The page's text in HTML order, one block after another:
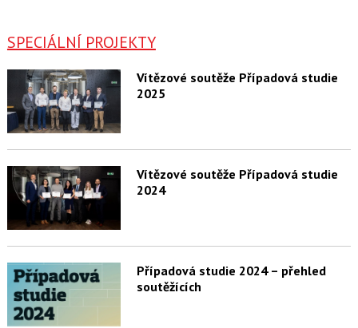
SPECIÁLNÍ PROJEKTY
Vítězové soutěže Případová studie
2025
Vítězové soutěže Případová studie
2024
Případová studie 2024 – přehled
soutěžících